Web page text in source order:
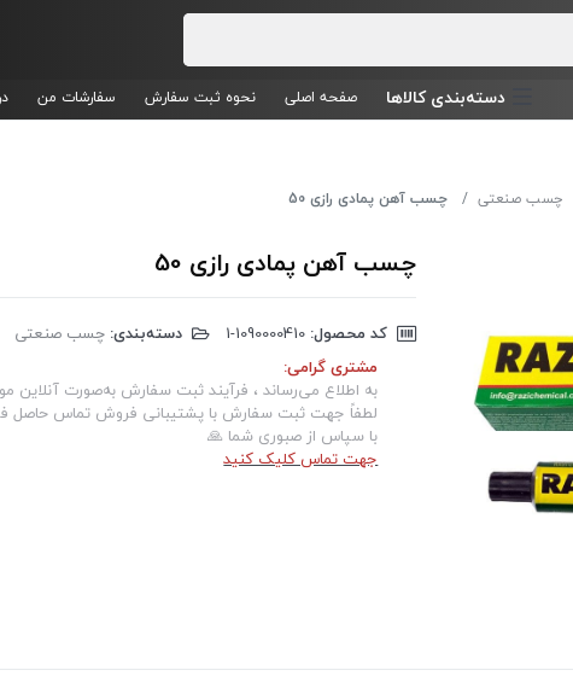
دسته‌بندی‌ کالاها صفحه اصلی نحوه ثبت سفارش سفارشات من
چسب صنعتی چسب آهن پمادی رازی 50
چسب آهن پمادی رازی 50
کد محصول: دسته‌بندی: چسب صنعتی
مشتری گرامی:
به اطلاع می‌رساند ، فرآیند ثبت سفارش به‌صورت آنلاین
لطفاً جهت ثبت سفارش با پشتیبانی فروش تماس حاصل
با سپاس از صبوری شما 🙏
جهت تماس کلیک کنید